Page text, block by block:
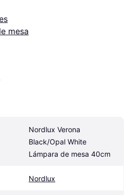
mesa
Nordlux Verona
Black/Opal White
Lámpara de mesa 40cm
Nordlux